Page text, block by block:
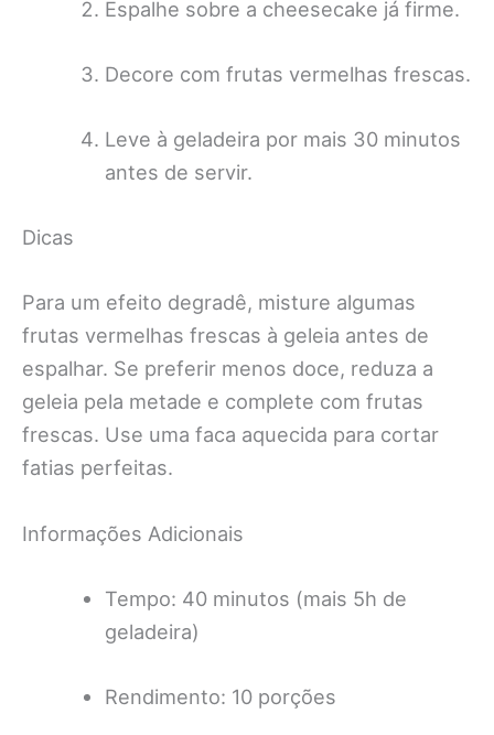
Espalhe sobre a cheesecake já firme.
Decore com frutas vermelhas frescas.
Leve à geladeira por mais 30 minutos
antes de servir.
Dicas
Para um efeito degradê, misture algumas
frutas vermelhas frescas à geleia antes de
espalhar. Se preferir menos doce, reduza a
geleia pela metade e complete com frutas
frescas. Use uma faca aquecida para cortar
fatias perfeitas.
Informações Adicionais
Tempo: 40 minutos (mais 5h de
geladeira)
Rendimento: 10 porções